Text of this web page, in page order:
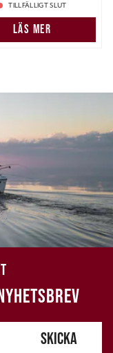
TILLFÄLLIGT SLUT
LÄS MER
SKICKA